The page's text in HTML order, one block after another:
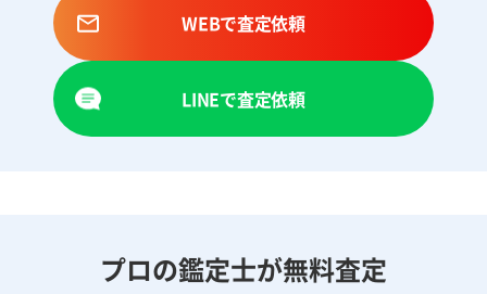
WEBで査定依頼
LINEで査定依頼
プロの鑑定士が無料査定